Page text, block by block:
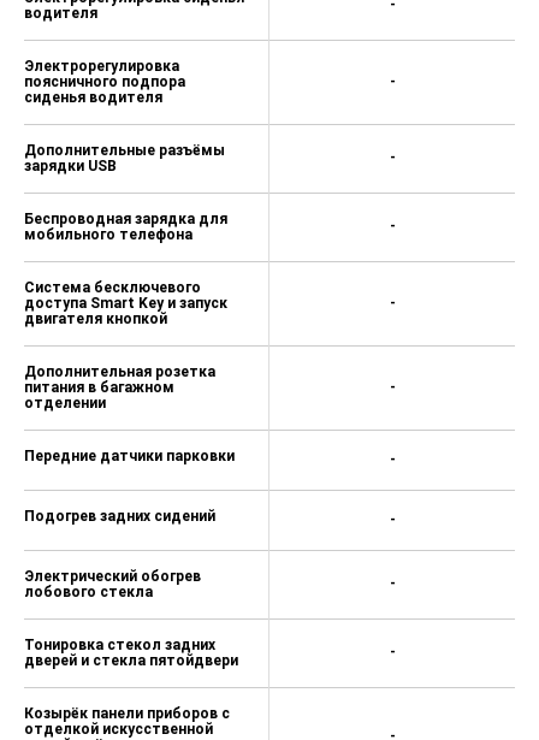
водителя
Электрорегулировка
поясничного подпора
сиденья водителя
Дополнительные разъёмы
зарядки USB
Беспроводная зарядка для
мобильного телефона
Система бесключевого
доступа Smart Key и запуск
двигателя кнопкой
Дополнительная розетка
питания в багажном
отделении
Передние датчики парковки
Подогрев задних сидений
Электрический обогрев
лобового стекла
Тонировка стекол задних
дверей и стекла пятойдвери
Козырёк панели приборов с
отделкой искусственной
-
-
-
-
-
-
-
-
-
-
-